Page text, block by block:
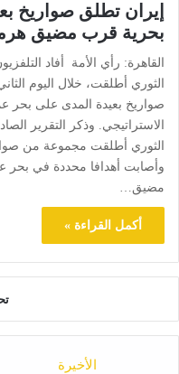
إيران تطلق صواريخ
بحرية قرب مضيق
القاهرة: رأي الأمة أفاد
الثوري أطلقت، خلال اليوم
صواريخ بعيدة المدى على
الاستراتيجي. وذكر التقرير
الثوري أطلقت مجموعة من
وأصابت أهدافا محددة في بحر
مضيق…
أكمل القراءة »
الأخيرة